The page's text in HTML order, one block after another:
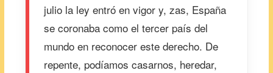
julio la ley entró en vigor y, zas, España
se coronaba como el tercer país del
mundo en reconocer este derecho. De
repente, podíamos casarnos, heredar,